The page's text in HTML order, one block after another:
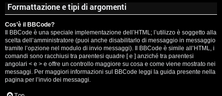
Formattazione e tipi di argomenti
Cos’è il BBCode?
Il BBCode è una speciale implementazione dell’HTML; l’utilizzo è soggetto alla
scelta dell’amministratore (puoi anche disabilitarlo di messaggio in messaggio
tramite l’opzione nel modulo di invio messaggi). Il BBCode è simile all’HTML, i
comandi sono racchiusi tra parentesi quadre [ e ] anziché tra parentesi
angolari < e > e offre un controllo maggiore su cosa e come viene mostrato nei
messaggi. Per maggiori informazioni sul BBCode leggi la guida presente nella
pagina per l’invio dei messaggi.
o
s
t
i
n